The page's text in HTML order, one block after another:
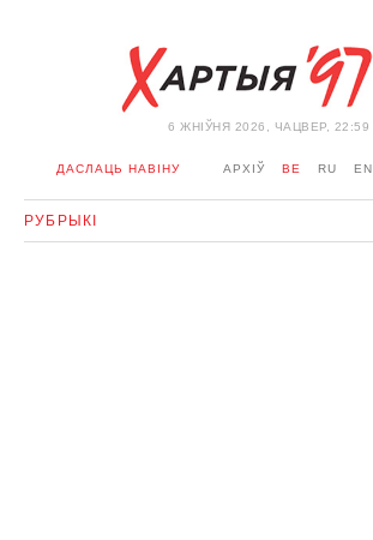
6 ЖНIЎНЯ 2026, ЧАЦВЕР, 22:59
ДАСЛАЦЬ НАВІНУ АРХІЎ BE RU EN
РУБРЫКІ